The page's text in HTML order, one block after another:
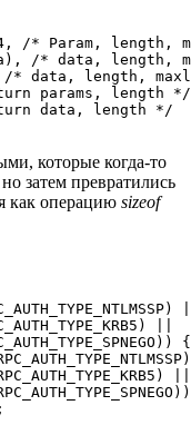
/* Param, length,
/* data, length,
data, length,
params, length */
data, length */
которые когда-то
затем превратились
как операцию sizeof
||
{
||